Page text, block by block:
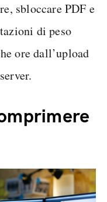
sbloccare PDF e
di peso
ore dall’upload